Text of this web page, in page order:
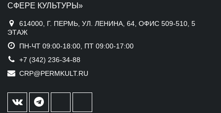
СФЕРЕ КУЛЬТУРЫ»
614000, Г. ПЕРМЬ, УЛ. ЛЕНИНА, 64, ОФИС 509-510, 5
ЭТАЖ
ПН-ЧТ 09:00-18:00, ПТ 09:00-17:00
+7 (342) 236-34-88
CRP@PERMKULT.RU